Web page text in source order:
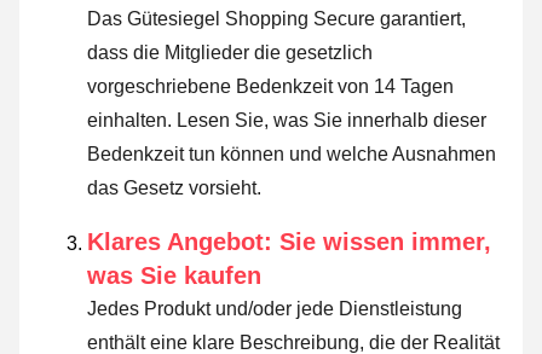
Das Gütesiegel Shopping Secure garantiert,
dass die Mitglieder die gesetzlich
vorgeschriebene Bedenkzeit von 14 Tagen
einhalten. Lesen Sie, was Sie innerhalb dieser
Bedenkzeit tun können und welche Ausnahmen
das Gesetz vorsieht.
Klares Angebot: Sie wissen immer,
was Sie kaufen
Jedes Produkt und/oder jede Dienstleistung
enthält eine klare Beschreibung, die der Realität